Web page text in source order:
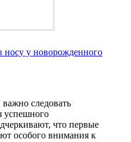
у новорожденного
следовать
успешного
что первые
особого внимания к